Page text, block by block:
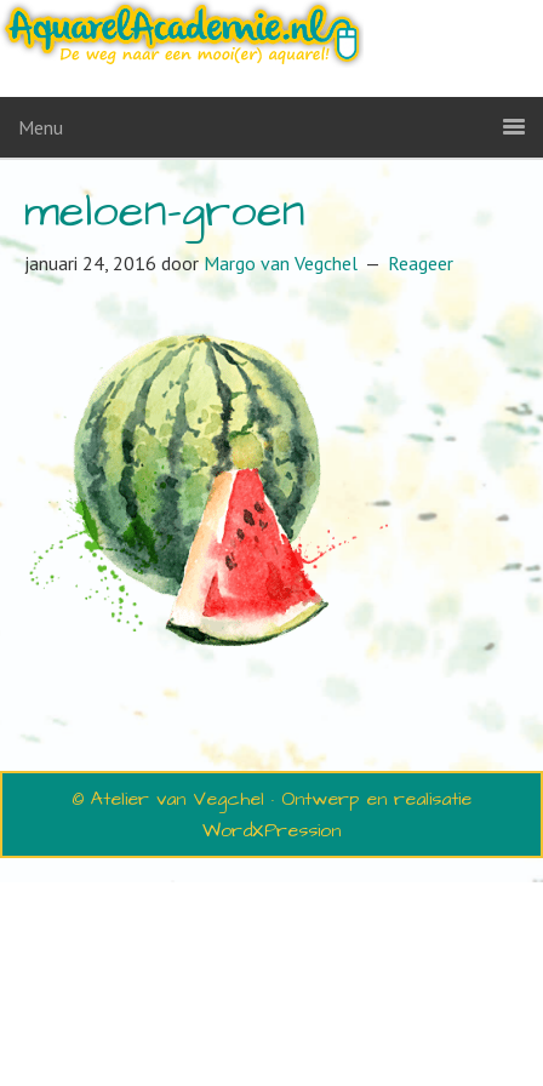
Menu
meloen-groen
januari 24, 2016 doorMargo van Vegchel Reageer
© Atelier van Vegchel · Ontwerp en realisatie
WordXPression